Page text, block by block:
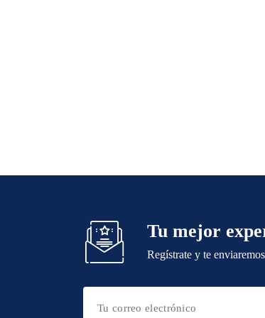
Tu mejor
Regístrate y te